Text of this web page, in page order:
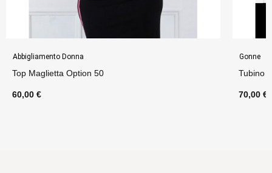
Abbigliamento Donna
Top Maglietta Option 50
60,00 €
Gonne
Tubino
70,00 €